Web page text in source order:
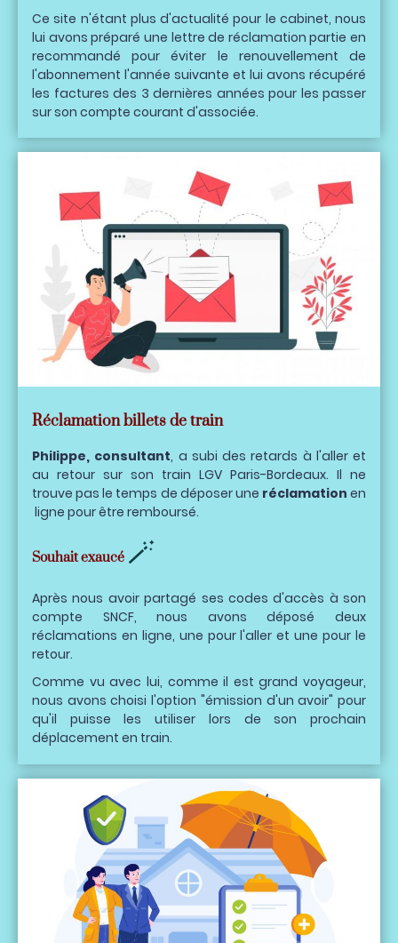
Ce site n'étant plus d'actualité pour le cabinet, nous
lui avons préparé une lettre de réclamation partie en
recommandé pour éviter le renouvellement de
l'abonnement l'année suivante et lui avons récupéré
les factures des 3 dernières années pour les passer
sur son compte courant d'associée.
Réclamation billets de train
Philippe, consultant, a subi des retards à l'aller et
au retour sur son train LGV Paris-Bordeaux. Il ne
trouve pas le temps de déposer une réclamation en
ligne pour être remboursé.
Souhait exaucé 🪄
Après nous avoir partagé ses codes d'accès à son
compte SNCF, nous avons déposé deux
réclamations en ligne, une pour l'aller et une pour le
retour.
Comme vu avec lui, comme il est grand voyageur,
nous avons choisi l'option "émission d'un avoir" pour
qu'il puisse les utiliser lors de son prochain
déplacement en train.